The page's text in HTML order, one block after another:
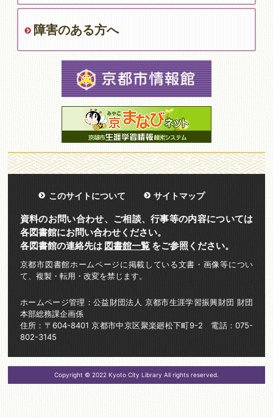
障害のある方へ
このサイトについて サイトマップ
資料のお問い合わせ、ご相談、行事等の内容については
各図書館にお問い合わせください。
各図書館の連絡先は 図書館一覧をご参照ください。
京都市図書館ホームページに掲載している文書・画像等につい
て、複製・転用・改変を禁じます。
ホームページ管理：公益財団法人 京都市生涯学習振興財団 財団
本部総務課企画係
住所：〒604-8401 京都市中京区聚楽廻松下町9-2 電話：075-
802-3145
Copyright © 2022 Kyoto City Library All rights reserved.